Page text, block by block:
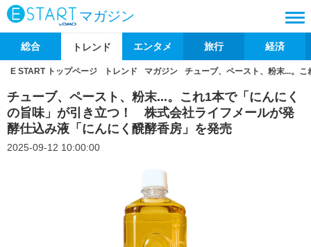
マガジン
総合 トレンド エンタメ 旅行 経済
E START トップページ トレンド マガジン チューブ、ペースト、粉末...。
チューブ、ペースト、粉末...。これ1本で「にんにく
の旨味」が引き立つ！ 株式会社ライフメールが発
酵仕込み液「にんにく醗酵香房」を発売
2025-09-12 10:00:00